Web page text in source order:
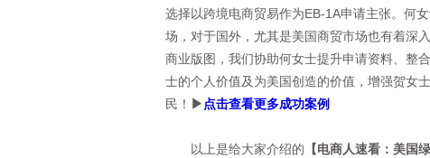
选择以跨境电商贸易作为EB-1A申请主张。何
场，对于国外，尤其是美国商贸市场也有着深
商业版图，我们协助何女士提升申请资料、整
士的个人价值及为美国创造的价值，增强贺女
民！ ▶点击查看更多成功案例
以上是给大家介绍的 【电商人速看：美国